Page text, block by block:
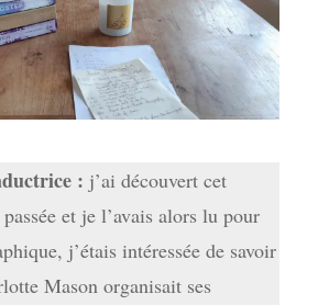
: j’ai découvert cet
et je l’avais alors lu pour
j’étais intéressée de savoir
Mason organisait ses